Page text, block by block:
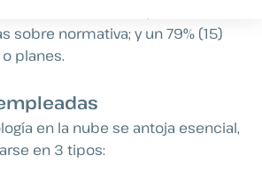
sobre normativa; y un 79% (15)
planes.
en la nube se antoja esencial,
en 3 tipos: